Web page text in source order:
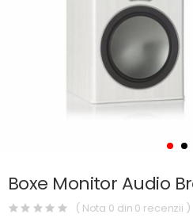
Boxe Monitor Audio
( Nota 0 din 0 recenzii )